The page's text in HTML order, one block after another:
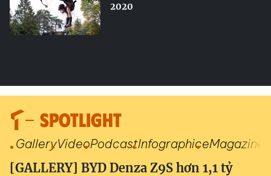
2020
SPOTLIGHT
GalleryVideoPodcastInfographiceMagazine
[GALLERY] BYD Denza Z9S hơn 1,1 tỷ